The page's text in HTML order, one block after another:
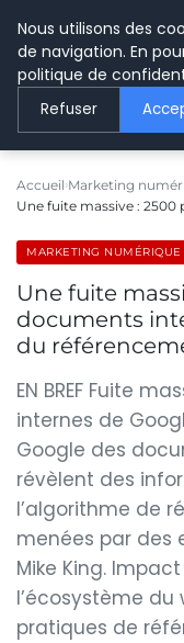
LE
Accueil Marketing
Une fuite massive :
MARKETING NUMÉRIQUE
Une fuite
documents
du
EN BREF Fuite
internes de
Google des
révèlent des
l’algorithme de
menées par des
Mike King.
l’écosystème du
pratiques de
Nous utilisons des
de navigation. En
politique de
Refuser